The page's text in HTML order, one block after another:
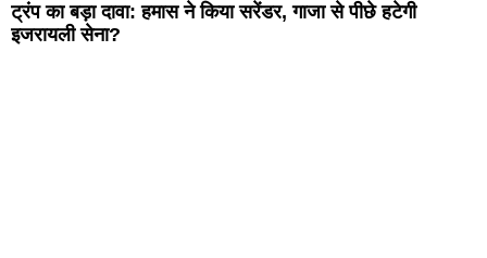
ट्रंप का बड़ा दावा: हमास ने किया सरेंडर, गाजा से पीछे हटेगी
इजरायली सेना?